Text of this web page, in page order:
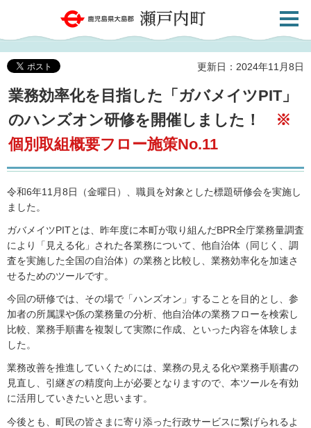
鹿児島県大島郡 瀬戸内町
共通メ
更新日：2024年11月8日
業務効率化を目指した「ガバメイツPIT」
のハンズオン研修を開催しました！
※
個別取組概要フロー施策No.11
令和6年11月8日（金曜日）、職員を対象とした標題研修会を実施し
ました。
ガバメイツPITとは、昨年度に本町が取り組んだBPR全庁業務量調査
により「見える化」された各業務について、他自治体（同じく、調
査を実施した全国の自治体）の業務と比較し、業務効率化を加速さ
せるためのツールです。
今回の研修では、その場で「ハンズオン」することを目的とし、参
加者の所属課や係の業務量の分析、他自治体の業務フローを検索し
比較、業務手順書を複製して実際に作成、といった内容を体験しま
した。
業務改善を推進していくためには、業務の見える化や業務手順書の
見直し、引継ぎの精度向上が必要となりますので、本ツールを有効
に活用していきたいと思います。
今後とも、町民の皆さまに寄り添った行政サービスに繋げられるよ